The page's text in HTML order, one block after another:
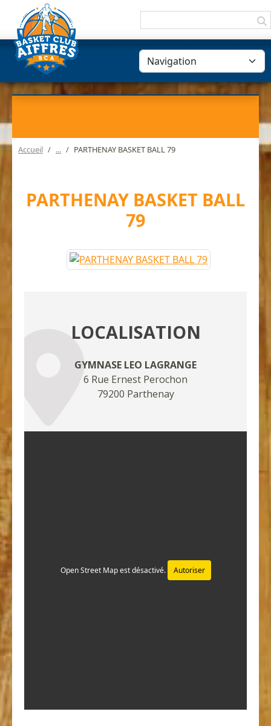
Accueil PARTHENAY BASKET BALL 79
PARTHENAY BASKET BALL
79
LOCALISATION
GYMNASE LEO LAGRANGE
6 Rue Ernest Perochon
79200 Parthenay
Open Street Map est désactivé. Autoriser
Panneau de gestion des cookies